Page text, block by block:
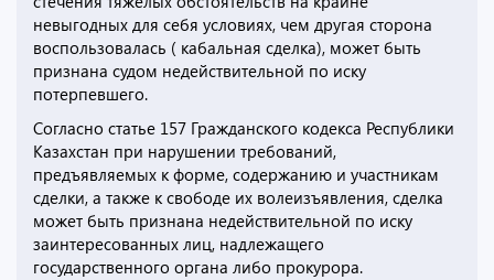
невыгодных для себя условиях, чем другая сторона
воспользовалась ( кабальная сделка), может быть
признана судом недействительной по иску
потерпевшего.
Согласно статье 157 Гражданского кодекса Республики
Казахстан при нарушении требований,
предъявляемых к форме, содержанию и участникам
сделки, а также к свободе их волеизъявления, сделка
может быть признана недействительной по иску
заинтересованных лиц, надлежащего
государственного органа либо прокурора.